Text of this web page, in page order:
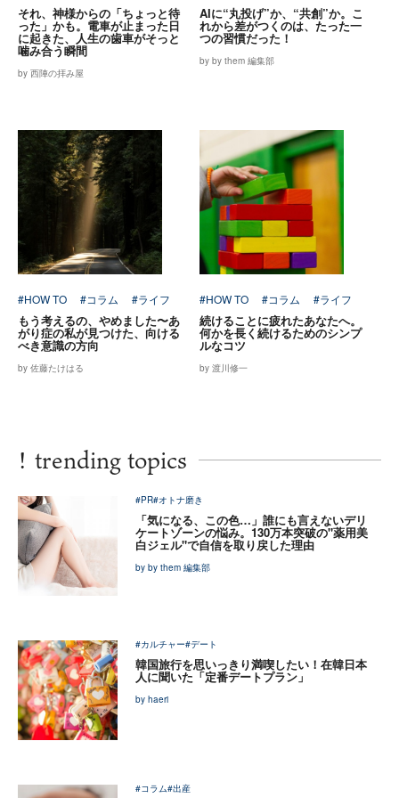
それ、神様からの「ちょっと待
った」かも。電車が止まった日
に起きた、人生の歯車がそっと
噛み合う瞬間
by 西陣の拝み屋
AIに“丸投げ”か、“共創”か。こ
れから差がつくのは、たった一
つの習慣だった！
by by them 編集部
#HOW TO #コラム #ライフ
もう考えるの、やめました〜あ
がり症の私が見つけた、向ける
べき意識の方向
by 佐藤たけはる
#HOW TO #コラム #ライフ
続けることに疲れたあなたへ。
何かを長く続けるためのシンプ
ルなコツ
by 渡川修一
! trending topics
#PR#オトナ磨き
「気になる、この色…」誰にも言えないデリ
ケートゾーンの悩み。130万本突破の"薬用美
白ジェル"で自信を取り戻した理由
by by them 編集部
#カルチャー#デート
韓国旅行を思いっきり満喫したい！在韓日本
人に聞いた「定番デートプラン」
by haeri
#コラム#出産